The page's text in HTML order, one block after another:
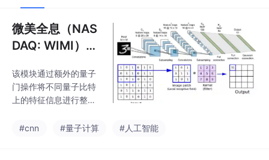
微美全息（NAS
DAQ: WIMI）攻
路深度卷积神经
网络技术难关！
该模块通过额外的量子
门操作将不同量子比特
上的特征信息进行整
这项技术展示了量子计
#cnn #量子计算 #人工智能